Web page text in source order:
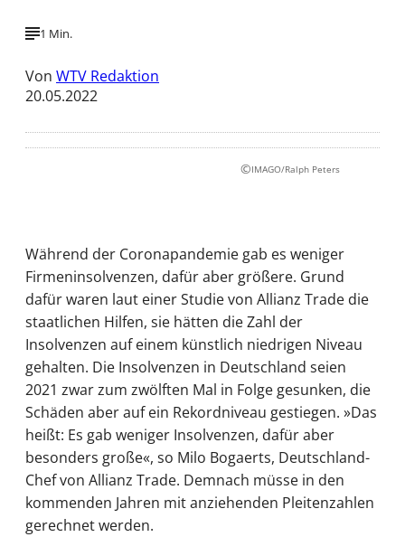
1 Min.
Von WTV Redaktion
20.05.2022
©IMAGO/Ralph Peters
Während der Coronapandemie gab es weniger
Firmeninsolvenzen, dafür aber größere. Grund
dafür waren laut einer Studie von Allianz Trade die
staatlichen Hilfen, sie hätten die Zahl der
Insolvenzen auf einem künstlich niedrigen Niveau
gehalten. Die Insolvenzen in Deutschland seien
2021 zwar zum zwölften Mal in Folge gesunken, die
Schäden aber auf ein Rekordniveau gestiegen. »Das
heißt: Es gab weniger Insolvenzen, dafür aber
besonders große«, so Milo Bogaerts, Deutschland-
Chef von Allianz Trade. Demnach müsse in den
kommenden Jahren mit anziehenden Pleitenzahlen
gerechnet werden.